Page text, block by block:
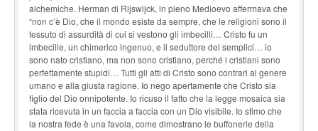
alchemiche. Herman di Rijswijck, in pieno Medioevo affermava che
“non c’è Dio, che il mondo esiste da sempre, che le religioni sono il
tessuto di assurdità di cui si vestono gli imbecilli… Cristo fu un
imbecille, un chimerico ingenuo, e il seduttore dei semplici… io
sono nato cristiano, ma non sono cristiano, perché i cristiani sono
perfettamente stupidi… Tutti gli atti di Cristo sono contrari al genere
umano e alla giusta ragione. Io nego apertamente che Cristo sia
figlio del Dio onnipotente. Io ricuso il fatto che la legge mosaica sia
stata ricevuta in un faccia a faccia con un Dio visibile. Io stimo che
la nostra fede è una favola, come dimostrano le buffonerie della